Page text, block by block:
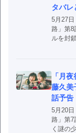
タバレ
5月27
路」第8
ルを封
「月
藤久美
話予告
5月20
路」第7
く謎の